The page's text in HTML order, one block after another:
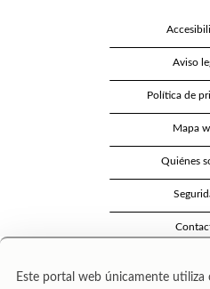
Aviso
Política de
Mapa
Quiénes
Este portal web únicamente utiliza